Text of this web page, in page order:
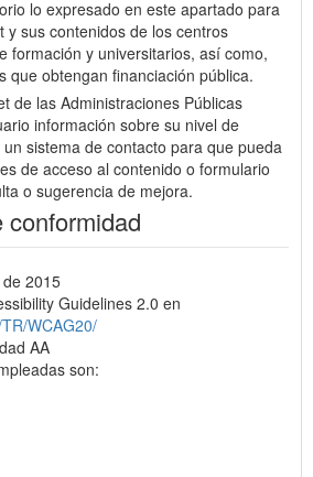
lo expresado en este apartado para
y sus contenidos de los centros
formación y universitarios, así como,
que obtengan financiación pública.
de las Administraciones Públicas
información sobre su nivel de
sistema de contacto para que pueda
de acceso al contenido o formulario
o sugerencia de mejora.
conformidad
2015
Guidelines 2.0 en
WCAG20/
AA
son: